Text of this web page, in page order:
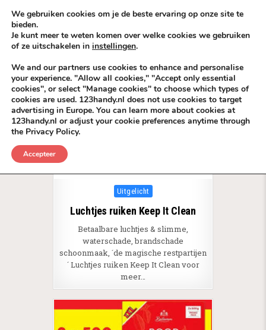
KEEP ICT CLEAN
VÓÓR MÉÉR IN EIGEN ZZPBELANG ®
Tag:Top 10
Posted in
Uitgelicht
Luchtjes ruiken Keep It Clean
Betaalbare luchtjes & slimme,
waterschade, brandschade
schoonmaak, ´de magische restpartijen
´ Luchtjes ruiken Keep It Clean voor
meer…
We gebruiken cookies om je de beste ervaring op onze site te
bieden.
Je kunt meer te weten komen over welke cookies we gebruiken
of ze uitschakelen in instellingen.
We and our partners use cookies to enhance and personalise
your experience. "Allow all cookies," "Accept only essential
cookies", or select "Manage cookies" to choose which types of
cookies are used. 123handy.nl does not use cookies to target
advertising in Europe. You can learn more about cookies at
123handy.nl or adjust your cookie preferences anytime through
the Privacy Policy.
Accepteer